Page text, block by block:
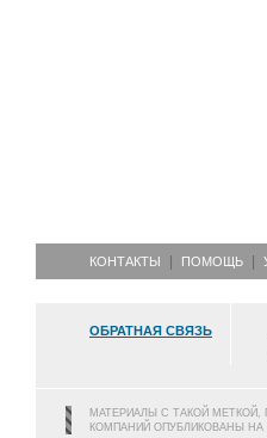
КОНТАКТЫ ПОМОЩЬ
ОБРАТНАЯ СВЯЗЬ
МАТЕРИАЛЫ С ТАКОЙ МЕТКОЙ,
КОМПАНИЙ ОПУБЛИКОВАНЫ